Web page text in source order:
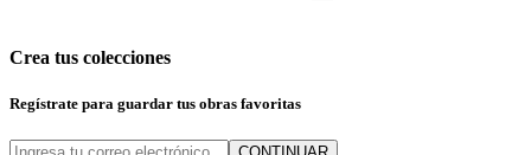
Crea tus colecciones
Regístrate para guardar tus obras favoritas